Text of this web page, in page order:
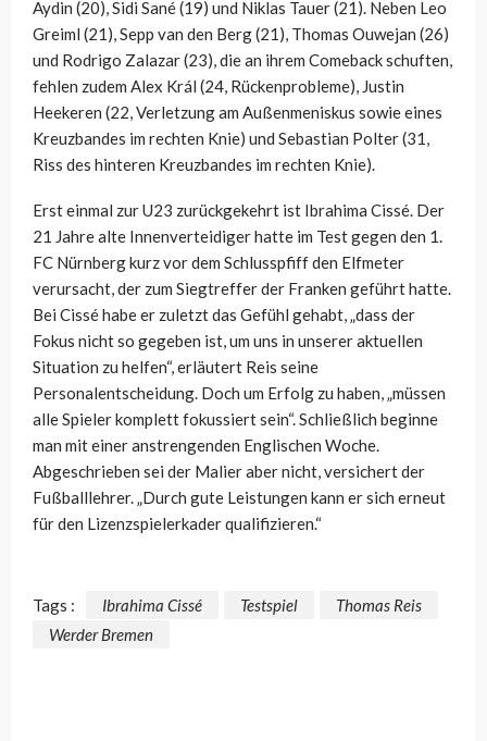
Aydin (20), Sidi Sané (19) und Niklas Tauer (21). Neben Leo
Greiml (21), Sepp van den Berg (21), Thomas Ouwejan (26)
und Rodrigo Zalazar (23), die an ihrem Comeback schuften,
fehlen zudem Alex Král (24, Rückenprobleme), Justin
Heekeren (22, Verletzung am Außenmeniskus sowie eines
Kreuzbandes im rechten Knie) und Sebastian Polter (31,
Riss des hinteren Kreuzbandes im rechten Knie).
Erst einmal zur U23 zurückgekehrt ist Ibrahima Cissé. Der
21 Jahre alte Innenverteidiger hatte im Test gegen den 1.
FC Nürnberg kurz vor dem Schlusspfiff den Elfmeter
verursacht, der zum Siegtreffer der Franken geführt hatte.
Bei Cissé habe er zuletzt das Gefühl gehabt, „dass der
Fokus nicht so gegeben ist, um uns in unserer aktuellen
Situation zu helfen“, erläutert Reis seine
Personalentscheidung. Doch um Erfolg zu haben, „müssen
alle Spieler komplett fokussiert sein“. Schließlich beginne
man mit einer anstrengenden Englischen Woche.
Abgeschrieben sei der Malier aber nicht, versichert der
Fußballlehrer. „Durch gute Leistungen kann er sich erneut
für den Lizenzspielerkader qualifizieren.“
Tags : Ibrahima Cissé Testspiel
Thomas Reis
Werder Bremen